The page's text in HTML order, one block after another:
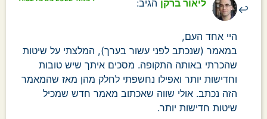
ליאור ברקן הגיב:
היי אחד העם,
במאמר (שנכתב לפני עשור בערך), המלצתי על שיטות
שהכרתי באותה התקופה. מסכים איתך שיש טובות
וחדישות יותר ואפילו נחשפתי לחלק מהן מאז שהמאמר
הזה נכתב. אולי שווה שאכתוב מאמר חדש שמכיל
שיטות חדישות יותר.